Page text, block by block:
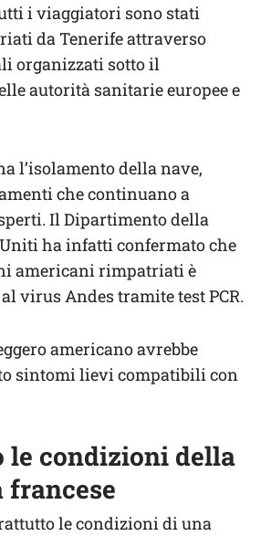
i viaggiatori sono stati
da Tenerife attraverso
organizzati sotto il
autorità sanitarie europee e
l’isolamento della nave,
che continuano a
Il Dipartimento della
ha infatti confermato che
americani rimpatriati è
virus Andes tramite test PCR.
americano avrebbe
sintomi lievi compatibili con
le condizioni della
francese
le condizioni di una